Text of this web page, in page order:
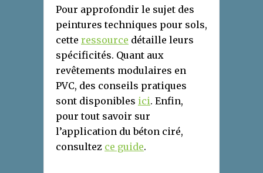
Pour approfondir le sujet des
peintures techniques pour sols,
cette ressource détaille leurs
spécificités. Quant aux
revêtements modulaires en
PVC, des conseils pratiques
sont disponibles ici. Enfin,
pour tout savoir sur
l’application du béton ciré,
consultez ce guide.